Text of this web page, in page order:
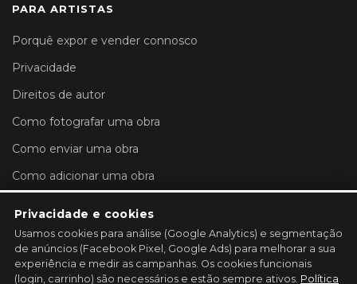
PARA ARTISTAS
Porquê expor e vender connosco
Privacidade
Direitos de autor
Como fotografar uma obra
Como enviar uma obra
Como adicionar uma obra
REGISTE A SUA GALERIA →
Privacidade e cookies
Usamos cookies para análise (Google Analytics) e segmentação
de anúncios (Facebook Pixel, Google Ads) para melhorar a sua
experiência e medir as campanhas. Os cookies funcionais
(login, carrinho) são necessários e estão sempre ativos. Política